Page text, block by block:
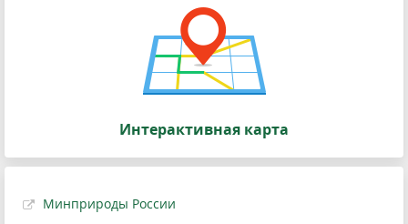
Интерактивная карта
Минприроды России